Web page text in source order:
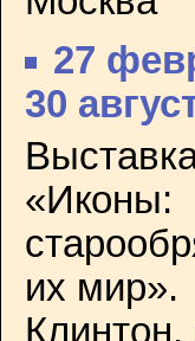
27
30
«Иконы:
их мир».